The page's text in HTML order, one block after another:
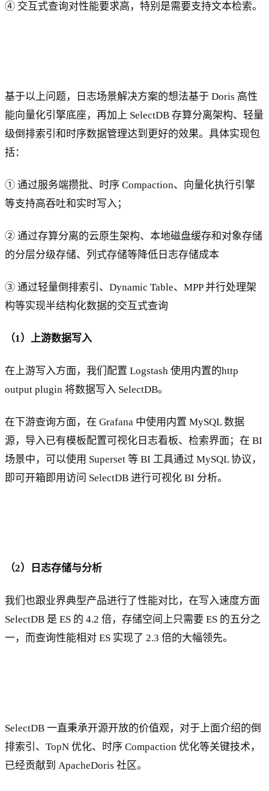
④ 交互式查询对性能要求高，特别是需要支持文本检索。
基于以上问题，日志场景解决方案的想法基于 Doris 高性
能向量化引擎底座，再加上 SelectDB 存算分离架构、轻量
级倒排索引和时序数据管理达到更好的效果。具体实现包
括：
① 通过服务端攒批、时序 Compaction、向量化执行引擎
等支持高吞吐和实时写入；
② 通过存算分离的云原生架构、本地磁盘缓存和对象存储
的分层分级存储、列式存储等降低日志存储成本
③ 通过轻量倒排索引、Dynamic Table、MPP 并行处理架
构等实现半结构化数据的交互式查询
（1）上游数据写入
在上游写入方面，我们配置 Logstash 使用内置的http
output plugin 将数据写入 SelectDB。
在下游查询方面，在 Grafana 中使用内置 MySQL 数据
源，导入已有模板配置可视化日志看板、检索界面；在 BI
场景中，可以使用 Superset 等 BI 工具通过 MySQL 协议，
即可开箱即用访问 SelectDB 进行可视化 BI 分析。
（2）日志存储与分析
我们也跟业界典型产品进行了性能对比，在写入速度方面
SelectDB 是 ES 的 4.2 倍，存储空间上只需要 ES 的五分之
一，而查询性能相对 ES 实现了 2.3 倍的大幅领先。
SelectDB 一直秉承开源开放的价值观，对于上面介绍的倒
排索引、TopN 优化、时序 Compaction 优化等关键技术，
已经贡献到 ApacheDoris 社区。